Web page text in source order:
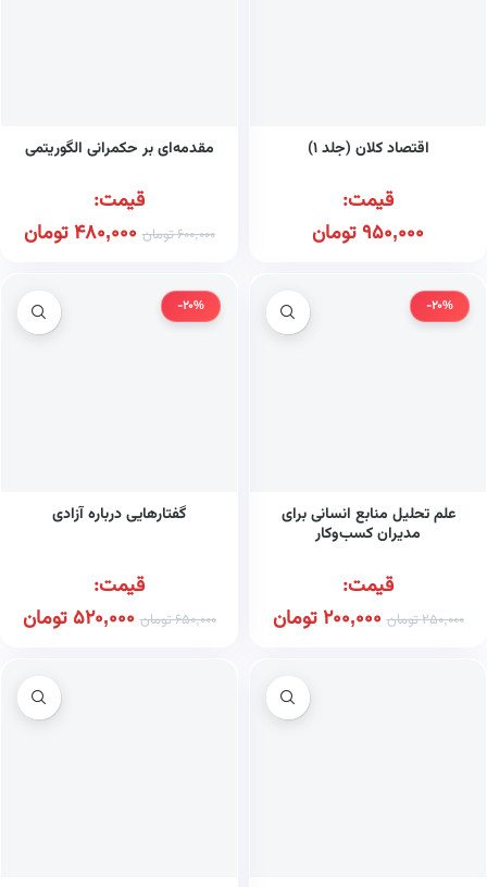
اقتصاد کلان (جلد ۱)
قیمت:
950,000تومان
مقدمه‌ای بر حکمرانی الگوریتمی
قیمت:
600,000تومان 480,000تومان
-20%
علم تحلیل منابع انسانی برای
مدیران کسب‌وکار
قیمت:
250,000تومان 200,000تومان
-20%
گفتارهایی درباره آزادی
قیمت:
650,000تومان 520,000 تومان